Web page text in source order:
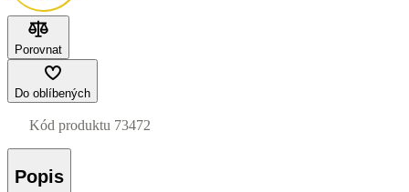
Porovnat
Do oblíbených
Kód produktu 73472
Popis